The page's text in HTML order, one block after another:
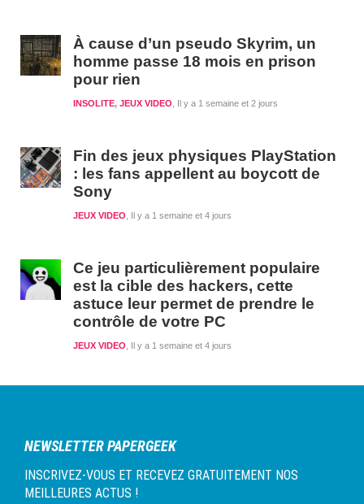
À cause d’un pseudo Skyrim, un
homme passe 18 mois en prison
pour rien
Il y a 1 semaine et 2 jours
INSOLITE, JEUX VIDEO
Fin des jeux physiques PlayStation
: les fans appellent au boycott de
Sony
Il y a 1 semaine et 4 jours
JEUX VIDEO
Ce jeu particulièrement populaire
est la cible des hackers, cette
astuce leur permet de prendre le
contrôle de votre PC
Il y a 1 semaine et 4 jours
JEUX VIDEO
NEWSLETTER PAPERGEEK
INSCRIVEZ-VOUS ET RECEVEZ GRATUITEMENT NOS
MEILLEURES ACTUS !